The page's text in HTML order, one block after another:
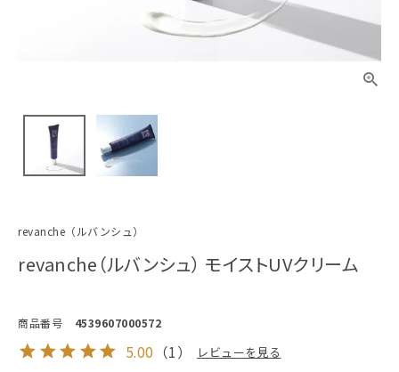
revanche（ルバンシュ）
revanche（ルバンシュ） モイストUVクリーム
商品番号 4539607000572
5.00 （1） レビューを見る